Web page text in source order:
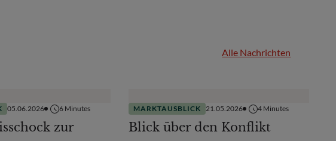
Alle Nachrichten
05.06.2026 6 Minutes
zur
MARKTAUSBLICK 21.05.2026 4 Minutes
Blick über den Konflikt